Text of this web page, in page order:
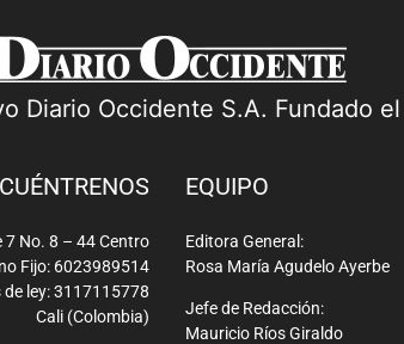
Diario Occidente S.A. Fundado
7 No. 8 – 44 Centro
Fijo: 6023989514
ley: 3117115778
Cali (Colombia)
EQUIPO
Editora General:
Rosa María Agudelo Ayerbe
Jefe de Redacción:
Mauricio Ríos Giraldo